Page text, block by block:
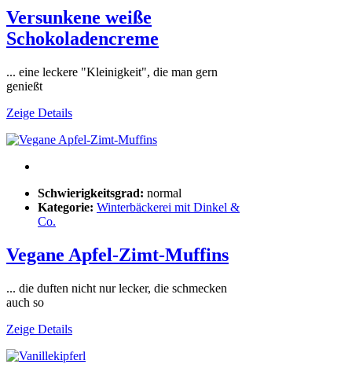
Versunkene weiße
Schokoladencreme
... eine leckere "Kleinigkeit", die man gern
genießt
Zeige Details
Schwierigkeitsgrad: normal
Kategorie: Winterbäckerei mit Dinkel &
Co.
Vegane Apfel-Zimt-Muffins
... die duften nicht nur lecker, die schmecken
auch so
Zeige Details